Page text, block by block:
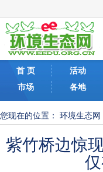
首 页 活动
市场
各地
您现在的位置： 环境生态网
紫竹桥边惊